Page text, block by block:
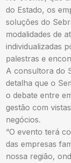
do Estado, os
soluções do
modalidades de
individualizadas
palestras e
A consultora do
detalha que o
o debate entre
gestão com
negócios.
“O evento terá
das empresas
nossa região,